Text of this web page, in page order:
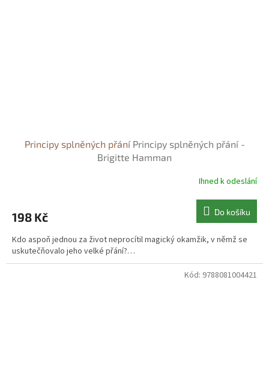
Principy splněných přání Principy splněných přání -
Brigitte Hamman
Ihned k odeslání
198 Kč Do košíku
Kdo aspoň jednou za život neprocítil magický okamžik, v němž se
uskutečňovalo jeho velké přání?…
Kód: 9788081004421